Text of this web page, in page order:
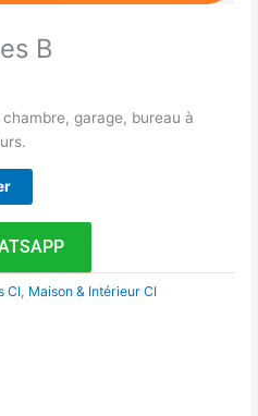
B
garage, bureau à
CI Maison & Intérieur CI